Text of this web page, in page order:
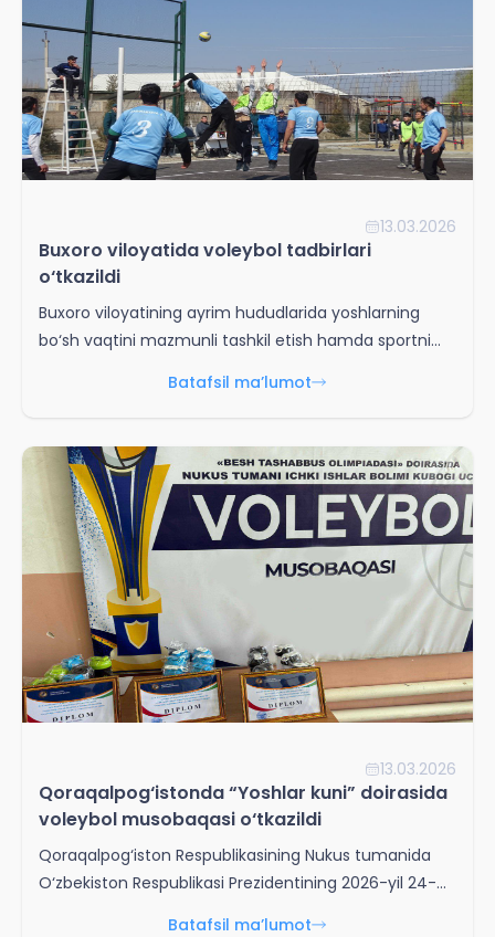
13.03.2026
Buxoro viloyatida voleybol tadbirlari
o‘tkazildi
Buxoro viloyatining ayrim hududlarida yoshlarning
bo‘sh vaqtini mazmunli tashkil etish hamda sportni
Batafsil ma’lumot
13.03.2026
Qoraqalpog‘istonda “Yoshlar kuni” doirasida
voleybol musobaqasi o‘tkazildi
Qoraqalpog‘iston Respublikasining Nukus tumanida
O‘zbekiston Respublikasi Prezidentining 2026-yil 24-
Batafsil ma’lumot